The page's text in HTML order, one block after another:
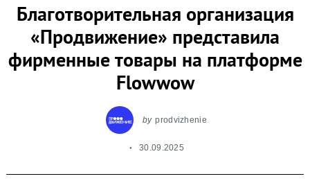
Благотворительная организация
«Продвижение» представила
фирменные товары на платформе
Flowwow
by prodvizhenie
30.09.2025